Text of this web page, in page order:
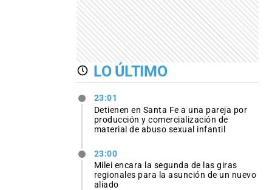
LO ÚLTIMO
23:01
Detienen en Santa Fe a una pareja por
producción y comercialización de
material de abuso sexual infantil
23:00
Milei encara la segunda de las giras
regionales para la asunción de un nuevo
aliado